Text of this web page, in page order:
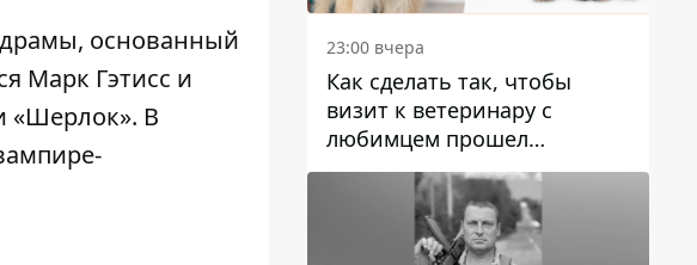
основанный
Марк Гэтисс и
«Шерлок». В
23:00 вчера
Как сделать так, чтобы
визит к ветеринару с
любимцем прошел
спокойно: простые советы